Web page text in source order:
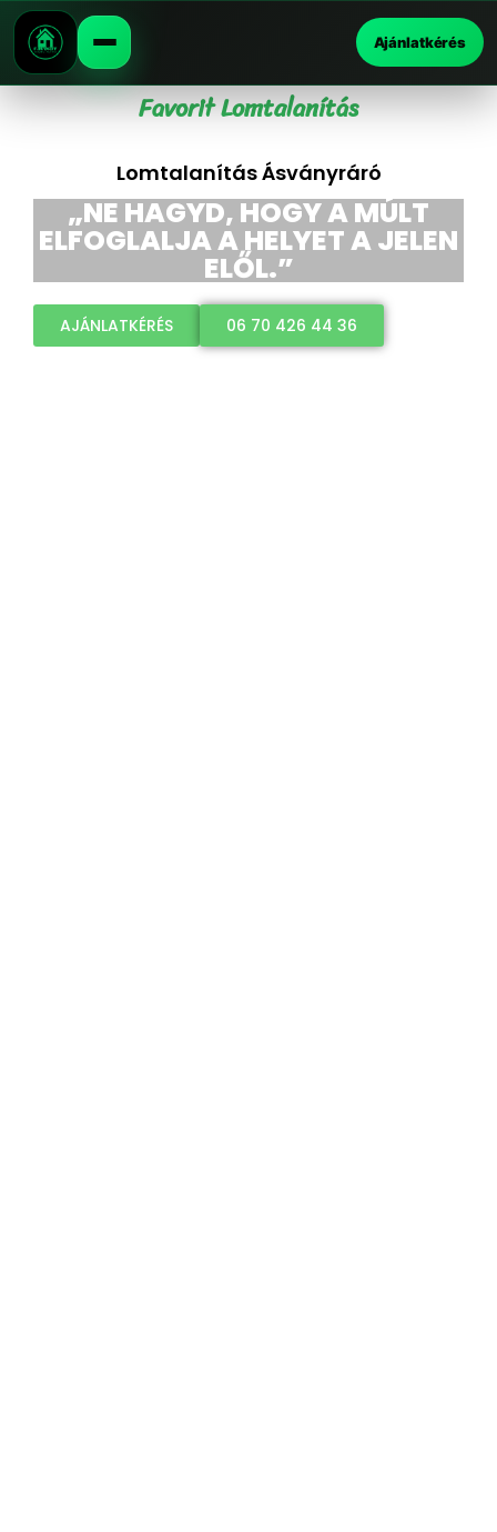
Ajánlatkérés
Favorit Lomtalanítás
Lomtalanítás Ásványráró
„NE HAGYD, HOGY A MÚLT
ELFOGLALJA A HELYET A JELEN
ELŐL.”
AJÁNLATKÉRÉS 06 70 426 44 36